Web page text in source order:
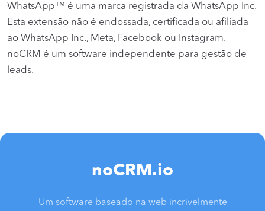
WhatsApp™ é uma marca registrada da WhatsApp Inc.
Esta extensão não é endossada, certificada ou afiliada
ao WhatsApp Inc., Meta, Facebook ou Instagram.
noCRM é um software independente para gestão de
leads.
noCRM.io
Um software baseado na web incrivelmente